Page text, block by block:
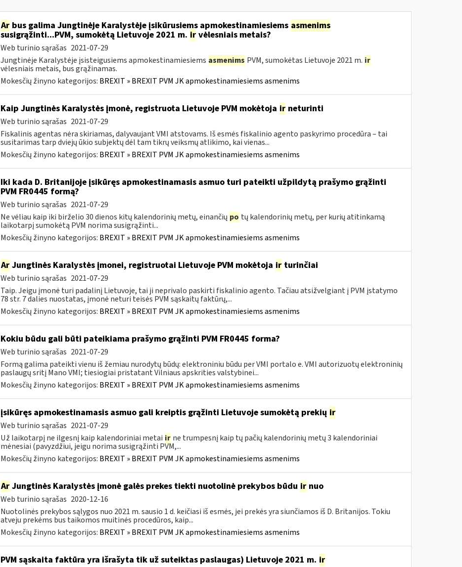
Arbus galima Jungtinėje Karalystėje įsikūrusiems apmokestinamiesiems asmenims
susigrąžinti...PVM, sumokėtą Lietuvoje 2021 m. irvėlesniais metais?
Web turinio sąrašas 2021-07-29
Jungtinėje Karalystėje įsisteigusiems apmokestinamiesiems asmenims PVM, sumokėtas Lietuvoje 2021 m. ir
vėlesniais metais, bus grąžinamas.
Mokesčių žinyno kategorijos: BREXIT » BREXIT PVM JK apmokestinamiesiems asmenims
Kaip Jungtinės Karalystės įmonė, registruota Lietuvoje PVM mokėtoja irneturinti
Web turinio sąrašas 2021-07-29
Fiskalinis agentas nėra skiriamas, dalyvaujant VMI atstovams. Iš esmės fiskalinio agento paskyrimo procedūra – tai
susitarimas tarp dviejų ūkio subjektų dėl tam tikrų veiksmų atlikimo, kai vienas...
Mokesčių žinyno kategorijos: BREXIT » BREXIT PVM JK apmokestinamiesiems asmenims
Iki kada D. Britanijoje įsikūręs apmokestinamasis asmuo turi pateikti užpildytą prašymo grąžinti
PVM FR0445 formą?
Web turinio sąrašas 2021-07-29
Ne vėliau kaip iki birželio 30 dienos kitų kalendorinių metų, einančių po tų kalendorinių metų, per kurių atitinkamą
laikotarpį sumokėtą PVM norima susigrąžinti...
Mokesčių žinyno kategorijos: BREXIT » BREXIT PVM JK apmokestinamiesiems asmenims
ArJungtinės Karalystės įmonei, registruotai Lietuvoje PVM mokėtoja irturinčiai
Web turinio sąrašas 2021-07-29
Taip. Jeigu įmonė turi padalinį Lietuvoje, tai ji neprivalo paskirti fiskalinio agento. Tačiau atsižvelgiant į PVM įstatymo
78 str. 7 dalies nuostatas, įmonė neturi teisės PVM sąskaitų faktūrų,...
Mokesčių žinyno kategorijos: BREXIT » BREXIT PVM JK apmokestinamiesiems asmenims
Kokiu būdu gali būti pateikiama prašymo grąžinti PVM FR0445 forma?
Web turinio sąrašas 2021-07-29
Formą galima pateikti vienu iš žemiau nurodytų būdų: elektroniniu būdu per VMI portalo e. VMI autorizuotų elektroninių
paslaugų sritį Mano VMI; tiesiogiai pristatant Vilniaus apskrities valstybinei...
Mokesčių žinyno kategorijos: BREXIT » BREXIT PVM JK apmokestinamiesiems asmenims
įsikūręs apmokestinamasis asmuo gali kreiptis grąžinti Lietuvoje sumokėtą prekių ir
Web turinio sąrašas 2021-07-29
Už laikotarpį ne ilgesnį kaip kalendoriniai metai ir ne trumpesnį kaip tų pačių kalendorinių metų 3 kalendoriniai
mėnesiai (pavyzdžiui, jeigu norima susigrąžinti PVM,...
Mokesčių žinyno kategorijos: BREXIT » BREXIT PVM JK apmokestinamiesiems asmenims
ArJungtinės Karalystės įmonė galės prekes tiekti nuotolinė prekybos būdu irnuo
Web turinio sąrašas 2020-12-16
Nuotolinės prekybos sąlygos nuo 2021 m. sausio 1 d. keičiasi iš esmės, jei prekės yra siunčiamos iš D. Britanijos. Tokiu
atveju prekėms bus taikomos muitinės procedūros, kaip...
Mokesčių žinyno kategorijos: BREXIT » BREXIT PVM JK apmokestinamiesiems asmenims
PVM sąskaita faktūra yra išrašyta tik už suteiktas paslaugas) Lietuvoje 2021 m. ir